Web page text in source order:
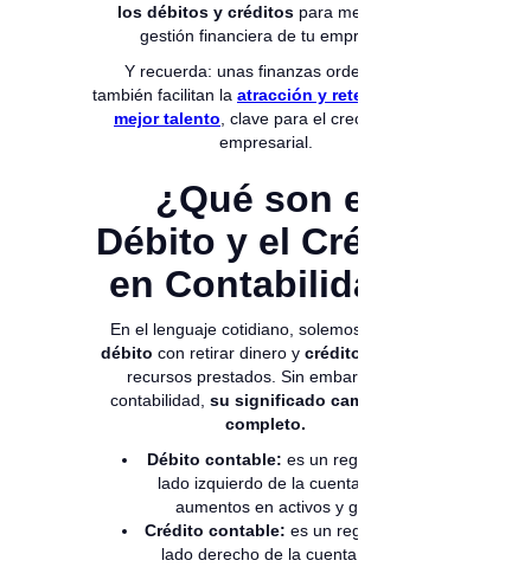
los débitos y créditos para mejorar la
gestión financiera de tu empresa.
Y recuerda: unas finanzas ordenadas
también facilitan la atracción y retención del
mejor talento , clave para el crecimiento
empresarial.
¿Qué son el
Débito y el Crédito
en Contabilidad?
En el lenguaje cotidiano, solemos asociar
débito con retirar dinero y crédito
recursos prestados. Sin embargo, en
contabilidad, su significado cambia por
completo.
Débito contable: es un registro en el
lado izquierdo de la cuenta. Refleja
aumentos en activos y gastos.
Crédito contable: es un registro en el
lado derecho de la cuenta. Refleja